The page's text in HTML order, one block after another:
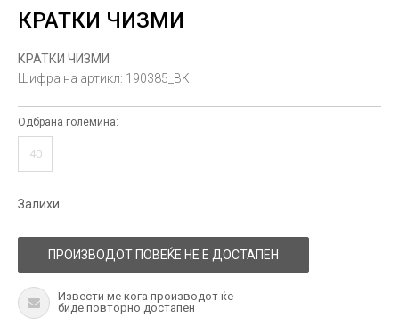
КРАТКИ ЧИЗМИ
КРАТКИ ЧИЗМИ
Шифра на артикл: 190385_BK
Одбрана големина:
40
Залихи
ПРОИЗВОДОТ ПОВЕЌЕ НЕ Е ДОСТАПЕН
Извести ме кога производот ќе
биде повторно достапен